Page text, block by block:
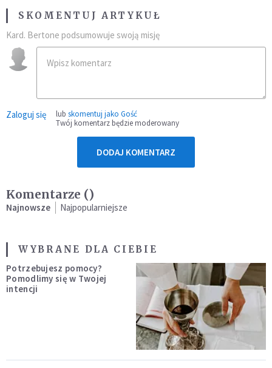
SKOMENTUJ ARTYKUŁ
Kard. Bertone podsumowuje swoją misję
Zaloguj się lub skomentuj jako Gość
Twój komentarz będzie moderowany
DODAJ KOMENTARZ
Komentarze ()
Najnowsze Najpopularniejsze
WYBRANE DLA CIEBIE
Potrzebujesz pomocy?
Pomodlimy się w Twojej
intencji